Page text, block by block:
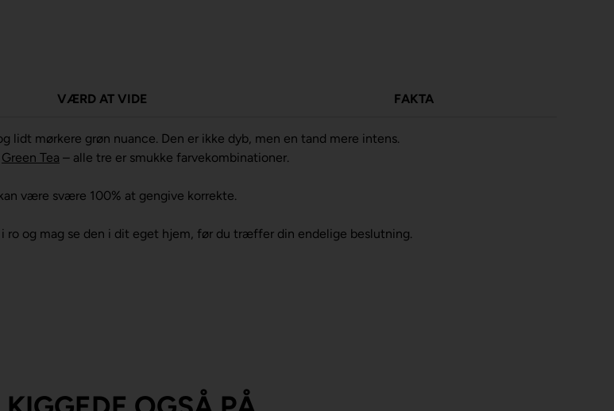
VÆRD AT VIDE FAKTA
mørkere grøn nuance. Den er ikke dyb, men en tand mere intens.
Green Tea – alle tre er smukke farvekombinationer.
være svære 100% at gengive korrekte.
i ro og mag se den i dit eget hjem, før du træffer din endelige beslutning.